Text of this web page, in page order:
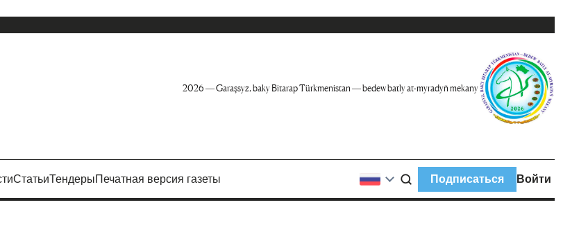
2026 — Garaşsyz, baky Bitarap Türkmenistan — bedew batly at-myradyň mekany
СтатьиТендерыПечатная версия газеты Подписаться Войти